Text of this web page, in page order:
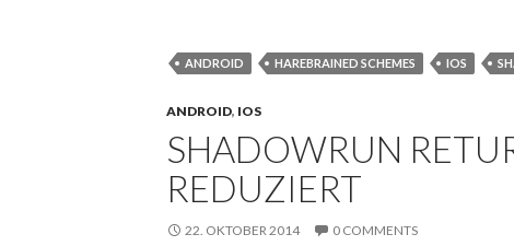
ANDROID HAREBRAINED SCHEMES IOS
ANDROID, IOS
SHADOWRUN
REDUZIERT
22. OKTOBER 2014 0 COMMENTS